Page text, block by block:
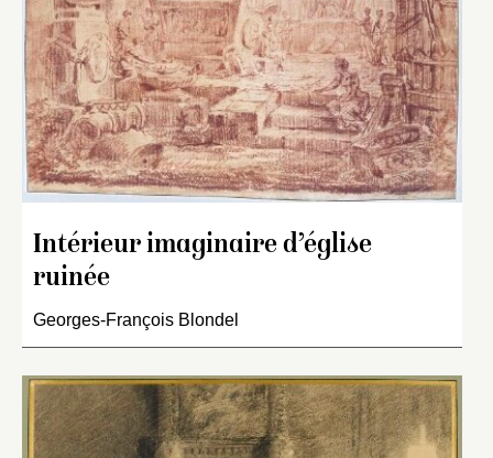
Intérieur imaginaire d’église
ruinée
Georges-François Blondel